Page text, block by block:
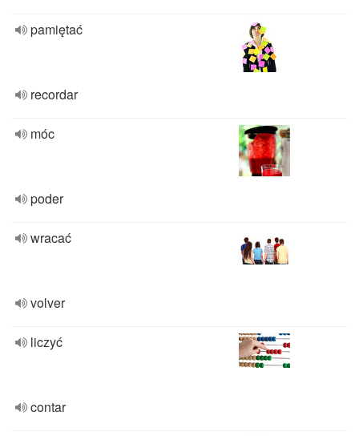
pamiętać
recordar
móc
poder
wracać
volver
liczyć
contar